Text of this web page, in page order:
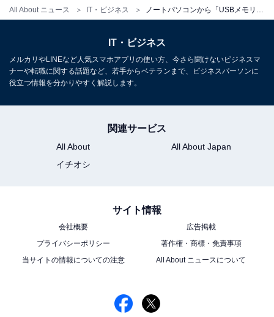
All About ニュース IT・ビジネス
載したApple M2チップ, USキーボード, 8GBユニファイド
メモリ, 256GB SSD - スペースグレイ
Amazonで見る
この記事の筆者：上倉 賢
PC（パソコン）のニュースサイトがほとんどなかっ
た10数年以上も前から、個人でノートパソコンに関
する情報をWebで発信し続けている。それをきっか
ノートパソコンは何年？ 家電の寿
IT・ビジネス
メルカリやLINEなど人気スマホアプリの使い方、今さら聞けないビジネスマ
ナーや転職に関する話題など、若手からベテランまで、ビジネスパーソンに
役立つ情報を分かりやすく解説します。
関連サービス
All About
All About Japan
イチオシ
サイト情報
会社概要
広告掲載
プライバシーポリシー
著作権・商標・免責事項
当サイトの情報についての注意
All About ニュースについて